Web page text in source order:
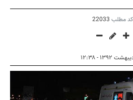
کد مطلب 22033